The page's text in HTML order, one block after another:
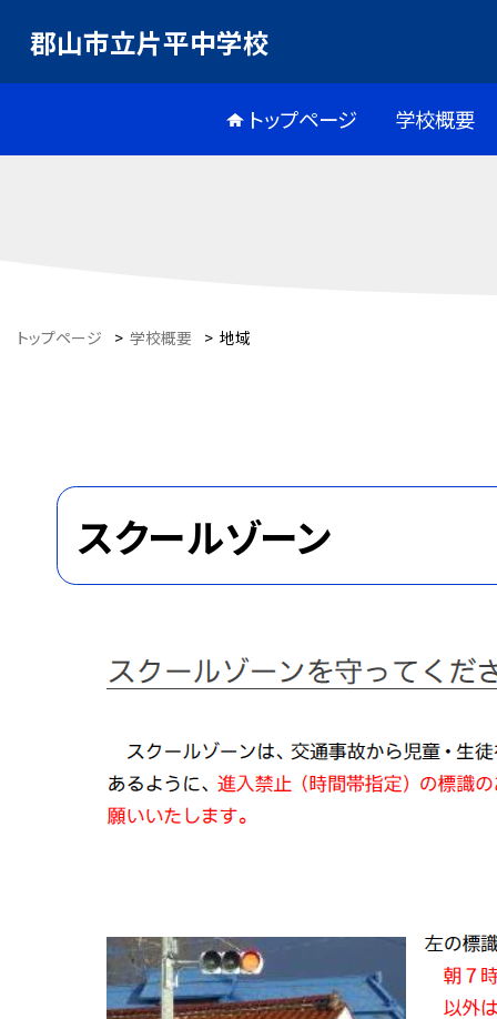
郡山市立片平中学校
トップページ 学校概要
トップページ > 学校概要 > 地域
スクールゾーン